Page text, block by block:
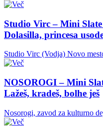
Studio Virc – Mini
Dolasilla, princesa
Studio Virc (Vodja) Novo
NOSOROGI – Mini
Lažeš, kradeš, bolhe ješ
Nosorogi, zavod za kulturno